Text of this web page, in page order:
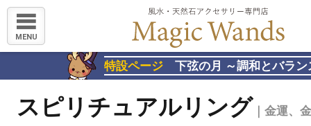
MENU
特設ページ 下弦の月 ～調和とバラン
スピリチュアルリング ｜金運、